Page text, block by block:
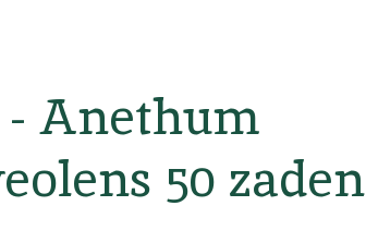
Anethum
50 zaden